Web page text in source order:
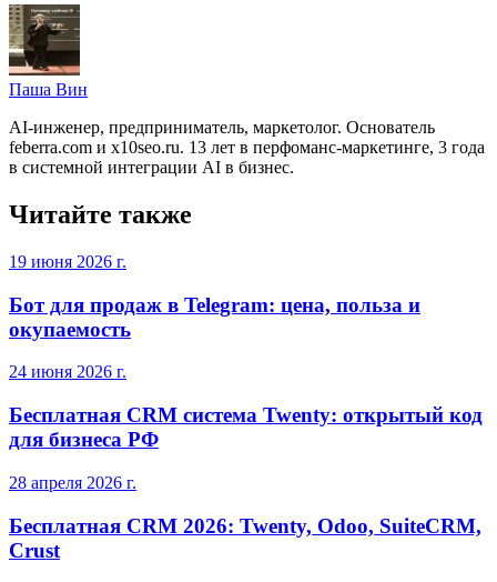
Паша Вин
AI-инженер, предприниматель, маркетолог. Основатель
feberra.com и x10seo.ru. 13 лет в перфоманс-маркетинге, 3 года
в системной интеграции AI в бизнес.
Читайте также
19 июня 2026 г.
Бот для продаж в Telegram: цена, польза и
окупаемость
24 июня 2026 г.
Бесплатная CRM система Twenty: открытый код
для бизнеса РФ
28 апреля 2026 г.
Бесплатная CRM 2026: Twenty, Odoo, SuiteCRM,
Crust